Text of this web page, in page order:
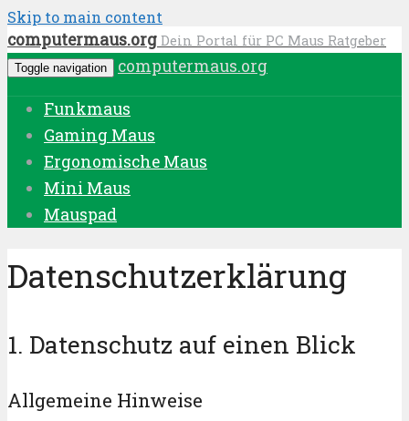
Skip to main content
computermaus.org Dein Portal für PC Maus Ratgeber
Toggle navigation computermaus.org
Funkmaus
Gaming Maus
Ergonomische Maus
Mini Maus
Mauspad
Datenschutzerklärung
1. Datenschutz auf einen Blick
Allgemeine Hinweise